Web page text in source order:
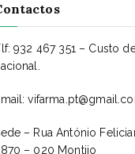
932 467 351 – Custo
– Rua António
– 020 Montijo